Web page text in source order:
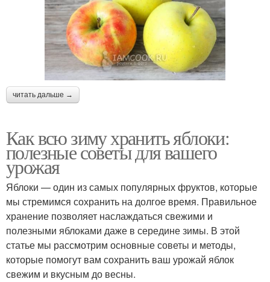
читать дальше →
Как всю зиму хранить яблоки:
полезные советы для вашего
урожая
Яблоки — один из самых популярных фруктов, которые
мы стремимся сохранить на долгое время. Правильное
хранение позволяет наслаждаться свежими и
полезными яблоками даже в середине зимы. В этой
статье мы рассмотрим основные советы и методы,
которые помогут вам сохранить ваш урожай яблок
свежим и вкусным до весны.